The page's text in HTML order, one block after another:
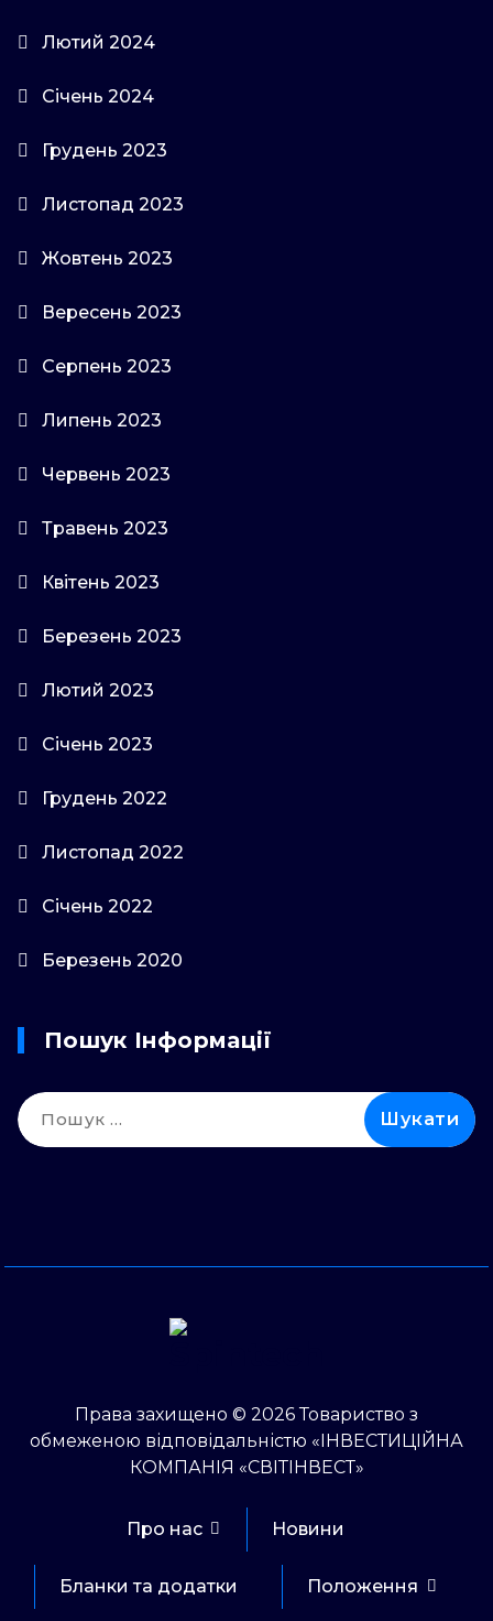
Лютий 2024
Січень 2024
Грудень 2023
Листопад 2023
Жовтень 2023
Вересень 2023
Серпень 2023
Липень 2023
Червень 2023
Травень 2023
Квітень 2023
Березень 2023
Лютий 2023
Січень 2023
Грудень 2022
Листопад 2022
Січень 2022
Березень 2020
Пошук Інформації
Пошук:
Права захищено © 2026 Товариство з
обмеженою відповідальністю «ІНВЕСТИЦІЙНА
КОМПАНІЯ «СВІТІНВЕСТ»
Про нас Новини
Бланки та додатки Положення